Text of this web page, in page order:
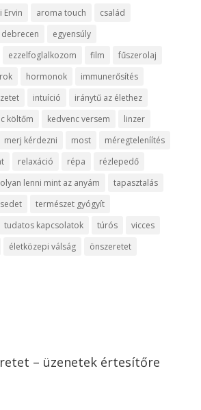
Ervin aroma touch
család
debrecen
egyensúly
ezzelfoglalkozom film
fűszerolaj
hormonok
immunerősítés
intuíció
iránytű az élethez
költőm kedvenc versem
linzer
merj kérdezni most
méregteleníítés
relaxáció répa
rézlepedő
lenni mint az anyám
tapasztalás
természet gyógyít
tudatos kapcsolatok túrós
vicces
életközepi válság
önszeretet
– üzenetek értesítőre